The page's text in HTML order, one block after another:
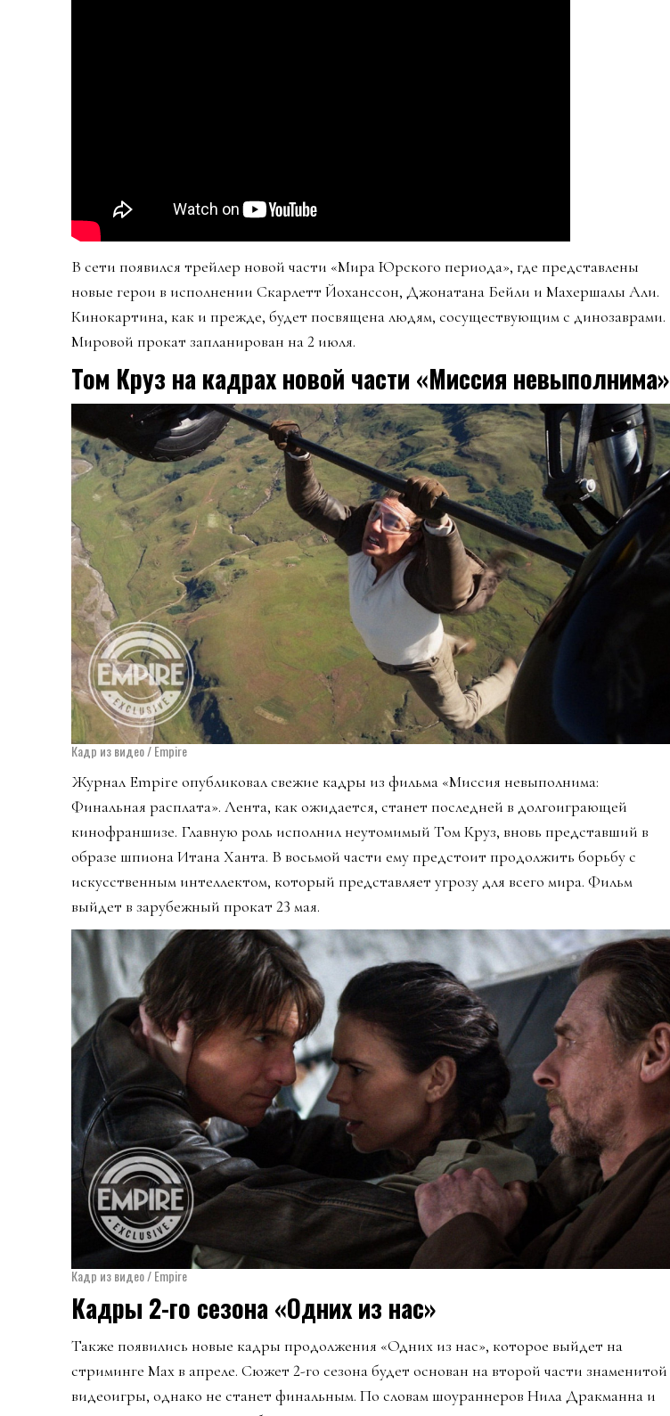
В сети появился трейлер новой части «Мира Юрского периода», где представлены
новые герои в исполнении Скарлетт Йоханссон, Джонатана Бейли и Махершалы Али.
Кинокартина, как и прежде, будет посвящена людям, сосуществующим с динозаврами.
Мировой прокат запланирован на 2 июля.
Том Круз на кадрах новой части «Миссия невыполнима»
Кадр из видео / Empire
Журнал Empire опубликовал свежие кадры из фильма «Миссия невыполнима:
Финальная расплата». Лента, как ожидается, станет последней в долгоиграющей
кинофраншизе. Главную роль исполнил неутомимый Том Круз, вновь представший в
образе шпиона Итана Ханта. В восьмой части ему предстоит продолжить борьбу с
искусственным интеллектом, который представляет угрозу для всего мира. Фильм
выйдет в зарубежный прокат 23 мая.
Кадр из видео / Empire
Кадры 2-го сезона «Одних из нас»
Также появились новые кадры продолжения «Одних из нас», которое выйдет на
стриминге Max в апреле. Сюжет 2-го сезона будет основан на второй части знаменитой
видеоигры, однако не станет финальным. По словам шоураннеров Нила Дракманна и